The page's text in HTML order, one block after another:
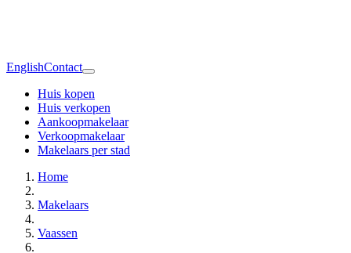
EnglishContact
Huis kopen
Huis verkopen
Aankoopmakelaar
Verkoopmakelaar
Makelaars per stad
Home
Makelaars
Vaassen